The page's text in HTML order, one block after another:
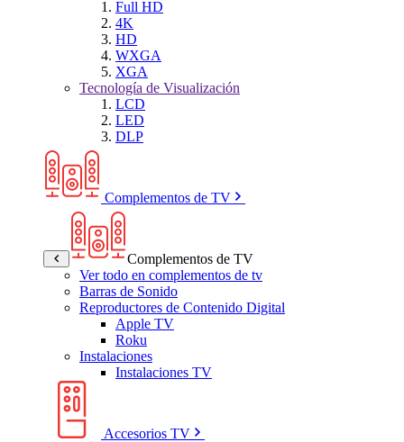
Full HD
4K
HD
WXGA
XGA
Tecnología de Visualización
LCD
LED
DLP
Complementos de TV
Complementos de TV
Ver todo en complementos de tv
Barras de Sonido
Reproductores de Contenido Digital
Apple TV
Roku
Instalaciones
Instalaciones TV
Accesorios TV